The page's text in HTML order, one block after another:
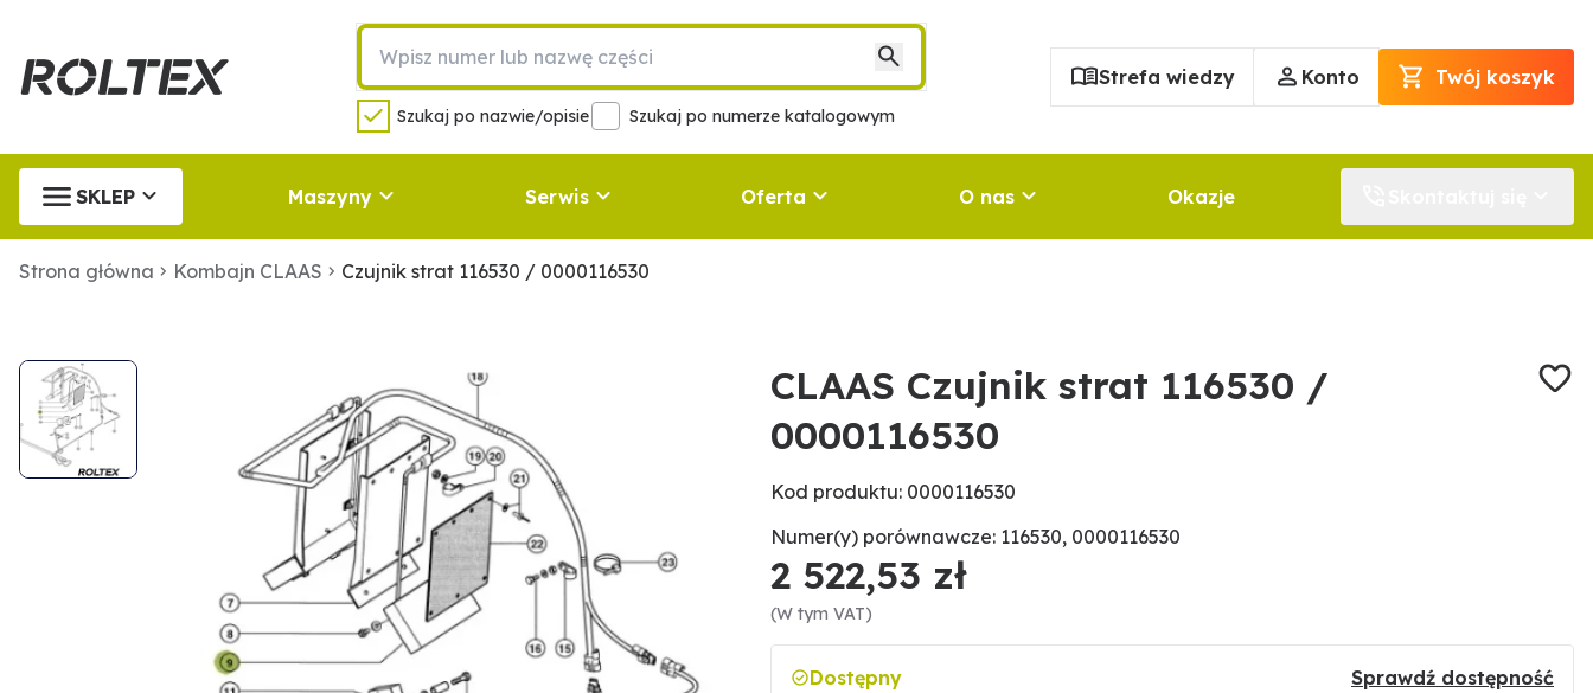
Szukaj po nazwie/opisie Szukaj po numerze katalogowym
Strefa wiedzy Konto Twój koszyk
SKLEP Maszyny Serwis Oferta O nas Okazje
Strona główna Kombajn CLAAS Czujnik strat 116530 / 0000116530
CLAAS Czujnik strat 116530 /
0000116530
Kod produktu: 0000116530
Numer(y) porównawcze: 116530, 0000116530
2 522,53 zł
(W tym VAT)
Dostępny Sprawdź dostępność